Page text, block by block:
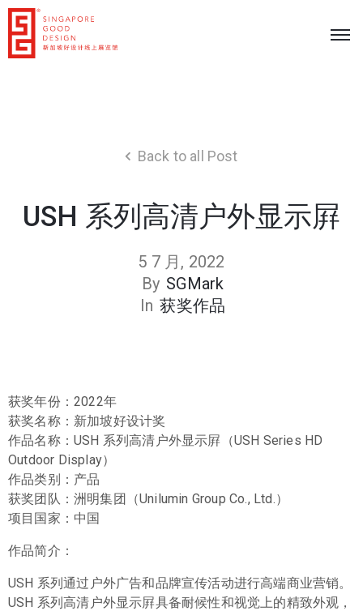
Back to all Post
USH 系列高清户外显示屛
5 7 月, 2022
By SGMark
In 获奖作品
获奖年份：2022年
获奖名称：新加坡好设计奖
作品名称：USH 系列高清户外显示屛（USH Series HD
Outdoor Display）
作品类别：产品
获奖团队：洲明集团（Unilumin Group Co., Ltd.）
项目国家：中国
作品简介：
USH 系列通过户外广告和品牌宣传活动进行高端商业营销。
USH 系列高清户外显示屛具备耐候性和视觉上的精致外观，